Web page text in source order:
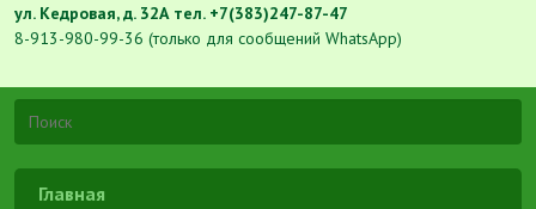
ул. Кедровая, д. 32А тел. +7(383)247-87-47
8-913-980-99-36 (только для сообщений WhatsApp)
Главная